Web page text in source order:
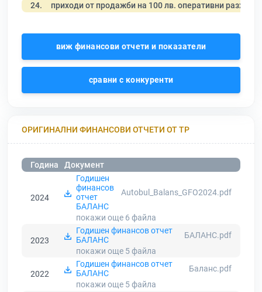
24. приходи от продажби на 100 лв. оперативни разходи
виж финансови отчети и показатели
сравни с конкуренти
ОРИГИНАЛНИ ФИНАНСОВИ ОТЧЕТИ ОТ ТР
Година Документ
2024
Годишен
финансов
отчет
БАЛАНС
Autobul_Balans_GFO2024.pdf
покажи още 6 файла
2023
Годишен финансов отчет
БАЛАНС
БАЛАНС.pdf
покажи още 5файла
2022
Годишен финансов отчет
БАЛАНС
Баланс.pdf
покажи още 5файла